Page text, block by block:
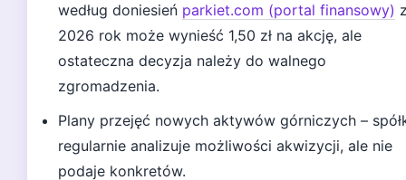
według doniesień parkiet.com (portal finansowy)
2026 rok może wynieść 1,50 zł na akcję, ale
ostateczna decyzja należy do walnego
zgromadzenia.
Plany przejęć nowych aktywów górniczych –
regularnie analizuje możliwości akwizycji, ale nie
podaje konkretów.